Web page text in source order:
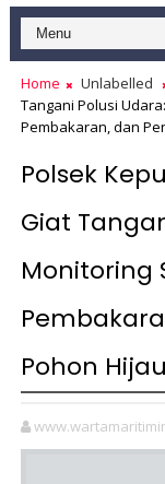
Home Unlabelled
Tangani Polusi
Pembakaran, dan
Polsek
Giat
Monitoring
Pohon Hijau